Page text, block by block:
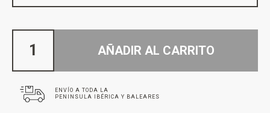
AÑADIR AL CARRITO
ENVÍO A TODA LA
PENINSULA IBÉRICA Y BALEARES